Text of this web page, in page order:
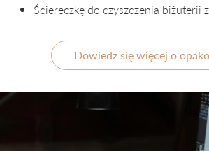
Ściereczkę do czyszczenia biżuterii
Dowiedz się więcej o